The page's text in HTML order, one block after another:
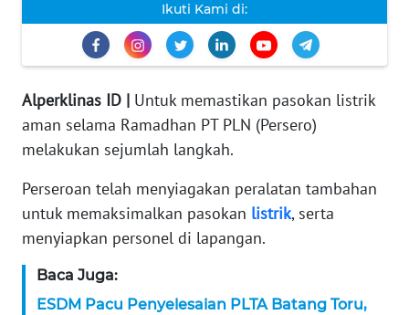
Ikuti Kami di:
Alperklinas ID | Untuk memastikan pasokan listrik
aman selama Ramadhan PT PLN (Persero)
melakukan sejumlah langkah.
Perseroan telah menyiagakan peralatan tambahan
untuk memaksimalkan pasokan listrik, serta
menyiapkan personel di lapangan.
Baca Juga:
ESDM Pacu Penyelesaian PLTA Batang Toru,
KAMI
PEDOMAN
SIBER
REDAKSI
KARIR
DISCLAIMER
Wahana